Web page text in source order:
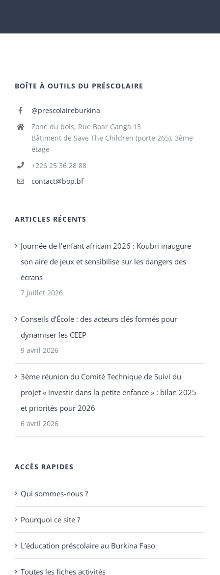
BOÎTE À OUTILS DU PRÉSCOLAIRE
@prescolaireburkina
Zone du bois, Rue Boar Ganga 13
Bâtiment de Save The Children (porte 265), 3ème
étage
+226 25 36 28 88
contact@bop.bf
ARTICLES RÉCENTS
Journée de l’enfant africain 2026 : Koubri inaugure
son aire de jeux et sensibilise sur les dangers des
écrans
7 juillet 2026
Conseils d’École : des acteurs clés formés pour
dynamiser les CEEP
9 avril 2026
3ème réunion du Comité Technique de Suivi du
projet « investir dans la petite enfance » : bilan 2025
et priorités pour 2026
6 avril 2026
ACCÈS RAPIDES
Qui sommes-nous ?
Pourquoi ce site ?
L’éducation préscolaire au Burkina Faso
Toutes les fiches activités